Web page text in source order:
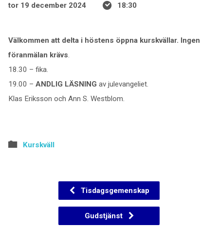
tor 19 december 2024 18:30
Välkommen att delta i höstens öppna kurskvällar. Ingen
föranmälan krävs.
18.30 – fika.
19.00 – ANDLIG LÄSNING av julevangeliet.
Klas Eriksson och Ann S. Westblom.
Kurskväll
Tisdagsgemenskap
Gudstjänst